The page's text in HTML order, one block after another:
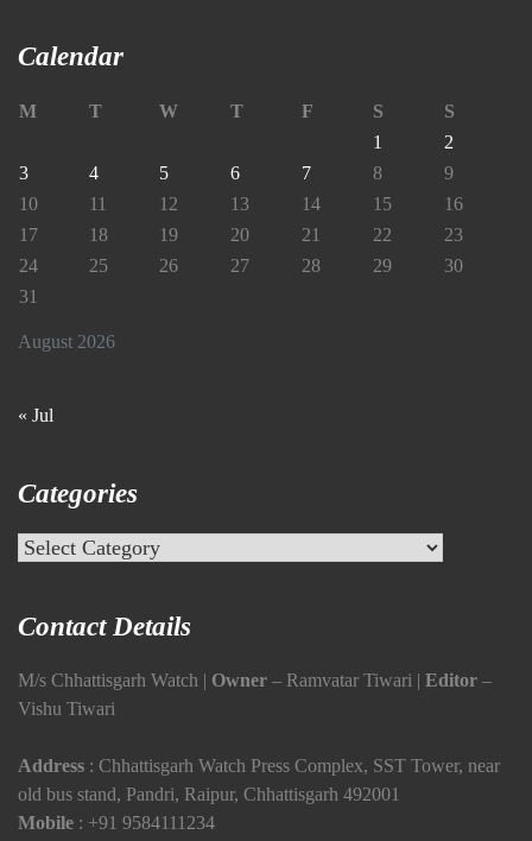
Calendar
August 2026
M T W T F S
S
1
2
3
4 5 6 7 8
9
10
11 12 13 14 15
16
17
18 19 20 21 22
23
24
25 26 27 28 29
30
31
« Jul
Categories
Categories
Contact Details
M/s Chhattisgarh Watch | Owner – Ramvatar Tiwari | Editor –
Vishu Tiwari
Address : Chhattisgarh Watch Press Complex, SST Tower, near
old bus stand, Pandri, Raipur, Chhattisgarh 492001
Mobile : +91 9584111234